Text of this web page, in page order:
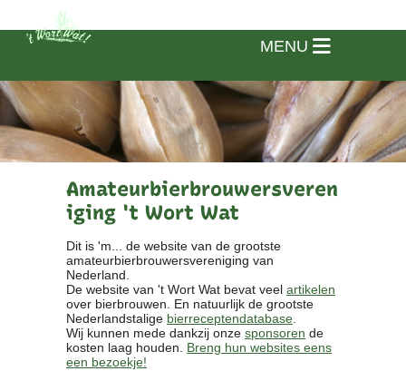
Amateurbierbrouwersveren
iging 't Wort Wat
Dit is 'm... de website van de grootste
amateurbierbrouwersvereniging van
Nederland.
De website van 't Wort Wat bevat veel artikelen
over bierbrouwen. En natuurlijk de grootste
Nederlandstalige bierreceptendatabase
Wij kunnen mede dankzij onze sponsoren de
kosten laag houden. Breng hun websites eens
een bezoekje!
MENU